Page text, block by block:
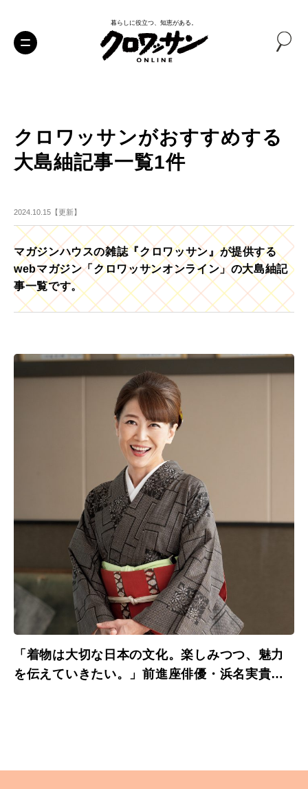
暮らしに役立つ、知恵がある。
クロワッサンがおすすめする
大島紬記事一覧1件
2024.10.15【更新】
マガジンハウスの雑誌『クロワッサン』が提供する
webマガジン「クロワッサンオンライン」の大島紬記
事一覧です。
「着物は大切な日本の文化。楽しみつつ、魅力
を伝えていきたい。」前進座俳優・浜名実貴さ